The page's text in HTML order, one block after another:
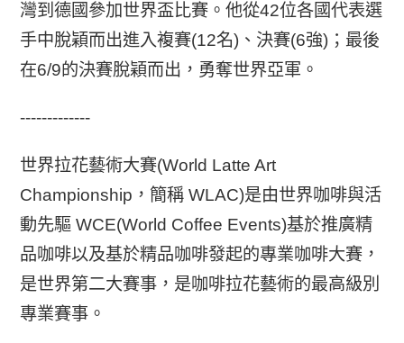
灣到德國參加世界盃比賽。他從42位各國代表選
手中脫穎而出進入複賽(12名)、決賽(6強)；最後
在6/9的決賽脫穎而出，勇奪世界亞軍。
-------------
世界拉花藝術大賽(World Latte Art
Championship，簡稱 WLAC)是由世界咖啡與活
動先驅 WCE(World Coffee Events)基於推廣精
品咖啡以及基於精品咖啡發起的專業咖啡大賽，
是世界第二大賽事，是咖啡拉花藝術的最高級別
專業賽事。